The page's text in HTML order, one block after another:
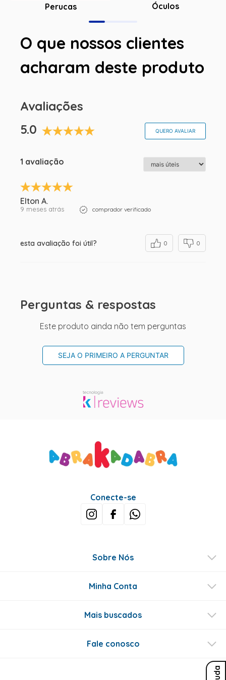
Perucas Óculos
O que nossos clientes
acharam deste produto
Avaliações
5.0
QUERO AVALIAR
1 avaliação
Elton A.
9 meses atrás comprador verificado
esta avaliação foi útil? 0 0
Perguntas & respostas
Este produto ainda não tem perguntas
SEJA O PRIMEIRO A PERGUNTAR
Conecte-se
Sobre Nós
Minha Conta
Mais buscados
Fale conosco